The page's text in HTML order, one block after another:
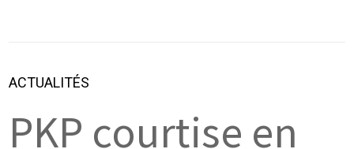
ACTUALITÉS
PKP courtise en